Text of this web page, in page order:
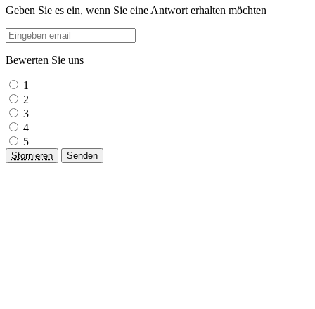
Geben Sie es ein, wenn Sie eine Antwort erhalten möchten
Bewerten Sie uns
1
2
3
4
5
Stornieren Senden